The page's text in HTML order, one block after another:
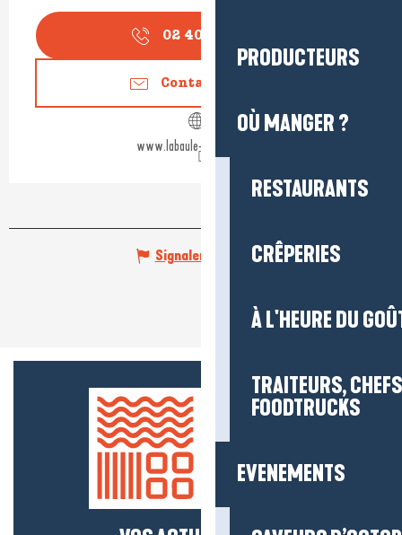
PRODUCTEURS
OÙ MANGER ?
RESTAURANTS
CRÊPERIES
À L'HEURE DU
TRAITEURS,
FOODTRUCKS
EVENEMENTS
02 40 24 34
Contactez-nous
www.labaule-guerande.com
Signaler une erreur